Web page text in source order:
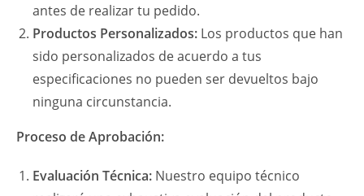
antes de realizar tu pedido.
Productos Personalizados: Los productos que han
sido personalizados de acuerdo a tus
especificaciones no pueden ser devueltos bajo
ninguna circunstancia.
Proceso de Aprobación:
Evaluación Técnica: Nuestro equipo técnico